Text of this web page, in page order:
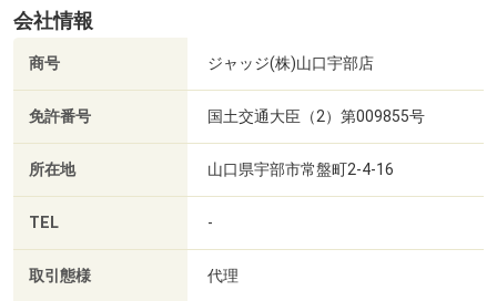
2）ネットに載っている物件のメリット、デメリットのご
物件の雰囲気だけはなく、それぞれのメリットデメリット
をお伝えします。
物件にはそれぞれデメリットがございます。
3）中古物件、新築物件、マンション、賃貸、それぞれど
気になる数件の物件をまとめてご見学♪
す。
会社情報
商号 ジャッジ(株)山口宇部店
免許番号 国土交通大臣（2）第009855号
所在地 山口県宇部市常盤町2-4-16
TEL -
取引態様 代理